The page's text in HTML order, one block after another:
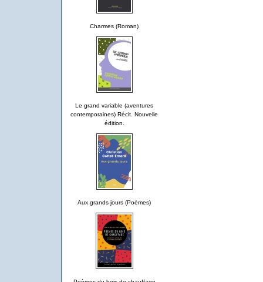
Charmes (Roman)
Le grand variable (aventures
contemporaines) Récit. Nouvelle
édition.
Aux grands jours (Poèmes)